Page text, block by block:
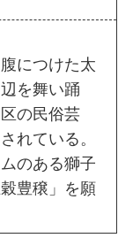
につけた太
を舞い踊
の民俗芸
れている。
のある獅子
豊穣」を願